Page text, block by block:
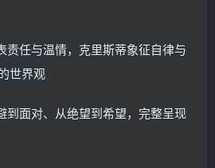
责任与温情，克里斯蒂象征自律与
世界观
到面对、从绝望到希望，完整呈现